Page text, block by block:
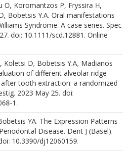
O, Koromantzos P, Fryssira H,
Bobetsis Y.A. Oral manifestations
Syndrome. A case series. Spec
doi: 10.1111/scd.12881. Online
Koletsi D, Bobetsis Y.A, Madianos
of different alveolar ridge
tooth extraction: a randomized
2023 May 25. doi:
1.
YA. The Expression Patterns
Disease. Dent J (Basel).
10.3390/dj12060159.